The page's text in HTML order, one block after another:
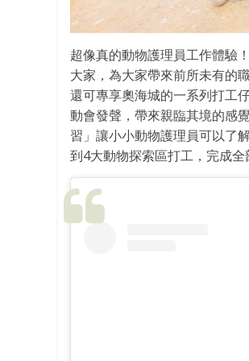
超像真的動物護理員工作體驗
大家，為大家帶來前所未有的
還可專享奧海城的一系列打工
動會發聲，帶來親臨其境的感
習」讓小小動物護理員可以了
到4大動物探索區打工，完成